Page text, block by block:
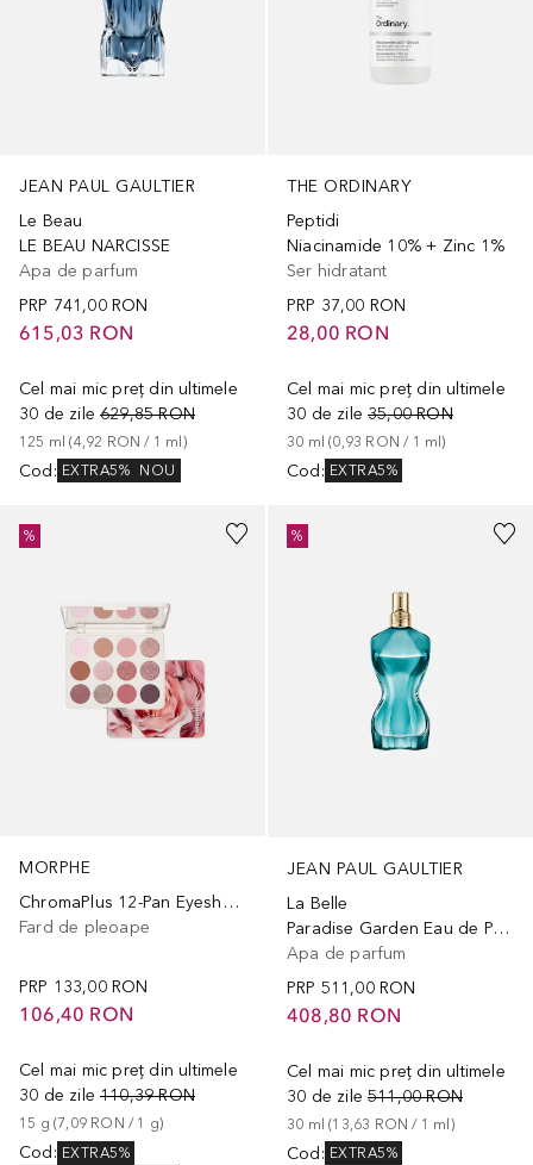
JEAN PAUL GAULTIER
Le Beau
LE BEAU NARCISSE
Apa de parfum
PRP 741,00 RON
615,03 RON
Cel mai mic preț din ultimele
30 de zile 629,85 RON
125 ml (4,92 RON / 1 ml)
Cod : EXTRA5% NOU
THE ORDINARY
Peptidi
Niacinamide 10% + Zinc 1%
Ser hidratant
PRP 37,00 RON
28,00 RON
Cel mai mic preț din ultimele
30 de zile 35,00 RON
30 ml (0,93 RON / 1 ml)
Cod : EXTRA5%
MORPHE
ChromaPlus 12-Pan Eyeshadow Palette
Fard de pleoape
PRP 133,00 RON
106,40 RON
Cel mai mic preț din ultimele
30 de zile 110,39 RON
15 g (7,09 RON / 1 g)
Cod : EXTRA5%
%
JEAN PAUL GAULTIER
La Belle
Paradise Garden Eau de Parfum
Apa de parfum
PRP 511,00 RON
408,80 RON
Cel mai mic preț din ultimele
30 de zile 511,00 RON
30 ml (13,63 RON / 1 ml)
Cod : EXTRA5%
%